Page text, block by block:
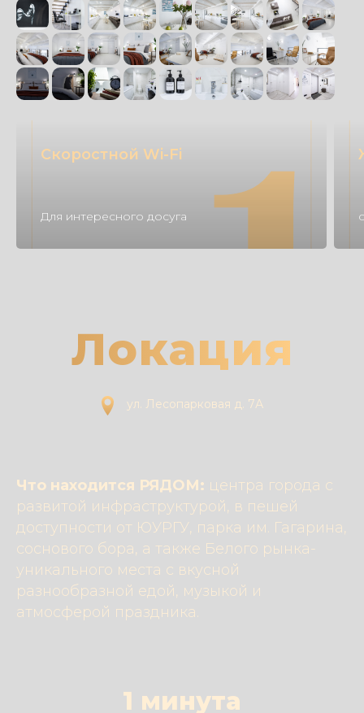
Скоростной Wi-Fi
Для интересного досуга
ул. Лесопарковая д. 7А
Локация
Что находится РЯДОМ: центра города с
развитой инфраструктурой, в пешей
доступности от ЮУРГУ, парка им. Гагарина,
соснового бора, а также Белого рынка-
уникального места с вкусной
разнообразной едой, музыкой и
атмосферой праздника.
1 минута